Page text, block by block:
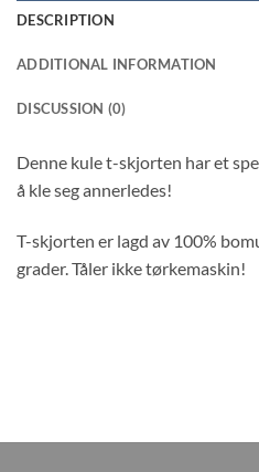
DESCRIPTION
ADDITIONAL INFORMATION
DISCUSSION (0)
Denne kule t-skjorten har et
å kle seg annerledes!
T-skjorten er lagd av 100%
grader. Tåler ikke tørkemaskin!